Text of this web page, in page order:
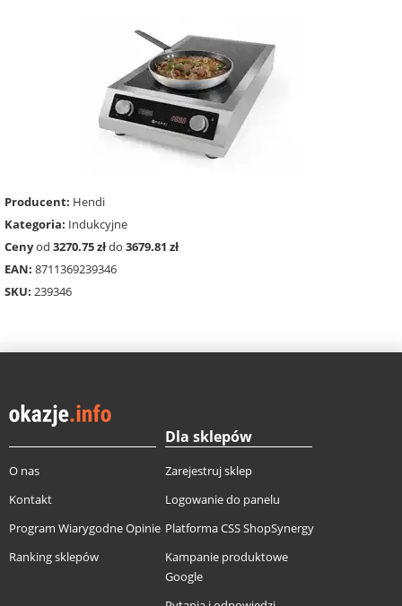
Producent: Hendi
Kategoria: Indukcyjne
Cenyod 3270.75 złdo 3679.81 zł
EAN: 8711369239346
SKU: 239346
O nas
Kontakt
Program Wiarygodne Opinie
Ranking sklepów
Dla sklepów
Zarejestruj sklep
Logowanie do panelu
Platforma CSS ShopSynergy
Kampanie produktowe
Google